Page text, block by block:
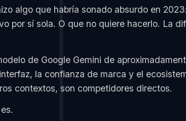
algo que habría sonado absurdo en
por sí sola. O que no quiere hacerlo. La
de Google Gemini de
la confianza de marca y el
contextos, son competidores directos.